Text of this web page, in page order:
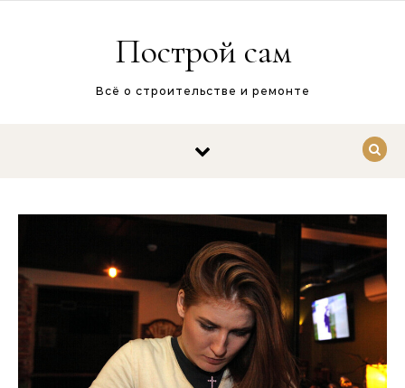
Построй сам
Всё о строительстве и ремонте